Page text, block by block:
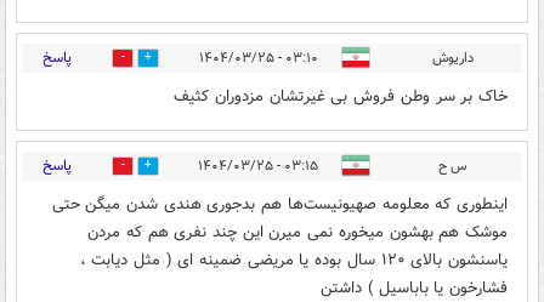
داریوش ۰۳:۱۰ - ۱۴۰۴/۰۳/۲۵ 3 پاسخ
خاک بر سر وطن فروش بی غیرتشان مزدوران کثیف
س ح ۰۳:۱۵ - ۱۴۰۴/۰۳/۲۵ 2 پاسخ
اینطوری که معلومه صهیونیست‌ها هم بدجوری هندی شدن میگن حتی
موشک هم بهشون میخوره نمی میرن این چند نفری هم که مردن
یاسنشون بالای ۱۲۰ سال بوده یا مریضی ضمینه ای ( مثل دیابت ،
فشارخون یا باباسیل ) داشتن